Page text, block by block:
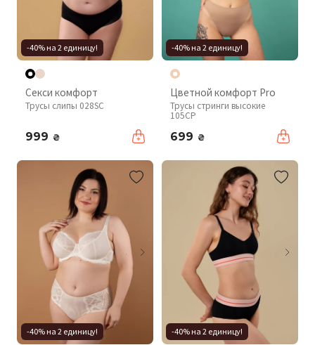
-40% на 2 единицу!
Секси комфорт
Трусы слипы 028SC
999 ₴
-40% на 2 единицу!
Цветной комфорт Pro
Трусы стринги высокие
105CP
699 ₴
-40% на 2 единицу! -40% на 2 единицу!